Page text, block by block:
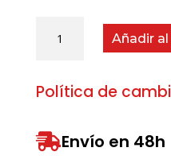
Monomando
cantidad
Añadir
Política de
Envío en 48h